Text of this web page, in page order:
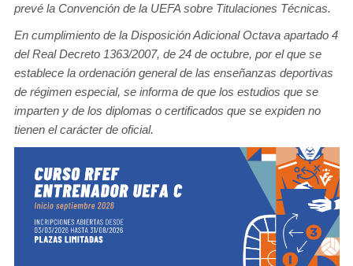
prevé la Convención de la UEFA sobre Titulaciones Técnicas.
En cumplimiento de la Disposición Adicional Octava apartado 4
del Real Decreto 1363/2007, de 24 de octubre, por el que se
establece la ordenación general de las enseñanzas deportivas
de régimen especial, se informa de que los estudios que se
imparten y de los diplomas o certificados que se expiden no
tienen el carácter de oficial.